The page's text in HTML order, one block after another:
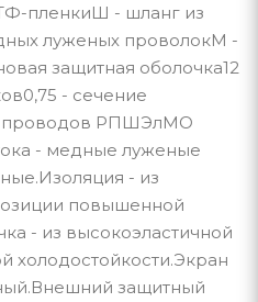
пленкиШ - шланг из
луженых проволокМ -
защитная оболочка12
- сечение
проводов РПШЭлМО
- медные луженые
- из
повышенной
- из высокоэластичной
холодостойкости.Экран
защитный